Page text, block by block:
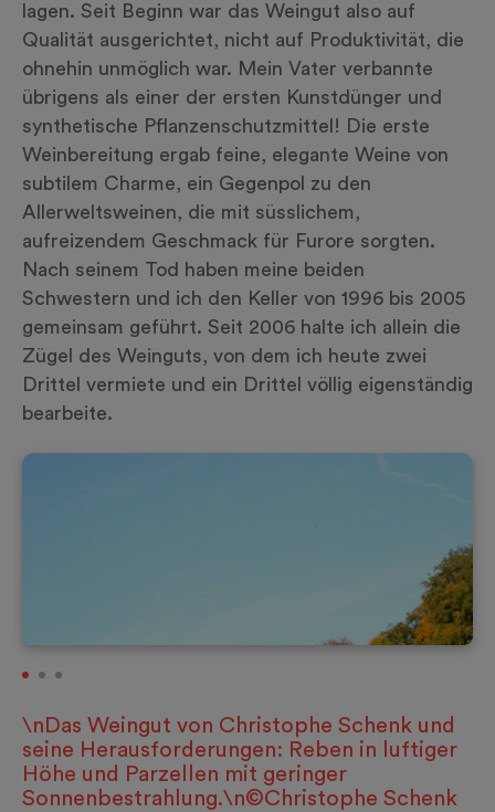
lagen. Seit Beginn war das Weingut also auf
Qualität ausgerichtet, nicht auf Produktivität, die
ohnehin unmöglich war. Mein Vater verbannte
übrigens als einer der ersten Kunstdünger und
synthetische Pflanzenschutzmittel! Die erste
Weinbereitung ergab feine, elegante Weine von
subtilem Charme, ein Gegenpol zu den
Allerweltsweinen, die mit süsslichem,
aufreizendem Geschmack für Furore sorgten.
Nach seinem Tod haben meine beiden
Schwestern und ich den Keller von 1996 bis 2005
gemeinsam geführt. Seit 2006 halte ich allein die
Zügel des Weinguts, von dem ich heute zwei
Drittel vermiete und ein Drittel völlig eigenständig
bearbeite.
\nDas Weingut von Christophe Schenk und
seine Herausforderungen: Reben in luftiger
Höhe und Parzellen mit geringer
Sonnenbestrahlung.\n©Christophe Schenk